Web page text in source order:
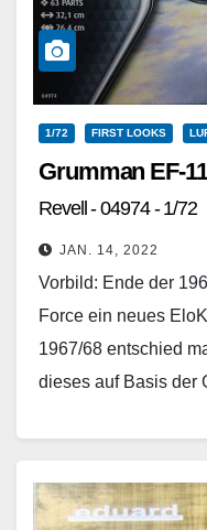
1/72 FIRST LOOKS
Grumman EF-
Revell - 04974 - 1/72
JAN. 14, 2022
Vorbild: Ende der
Force ein neues
1967/68 entschied
dieses auf Basis der